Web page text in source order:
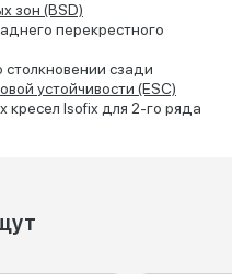
зон (BSD)
перекрестного
сзади
устойчивости (ESC)
Isofix для 2-го ряда